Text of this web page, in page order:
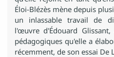
Éloi-Blézès mène depuis
un inlassable travail de
l'œuvre d'Édouard
pédagogiques qu'elle a
récemment, de son essai De